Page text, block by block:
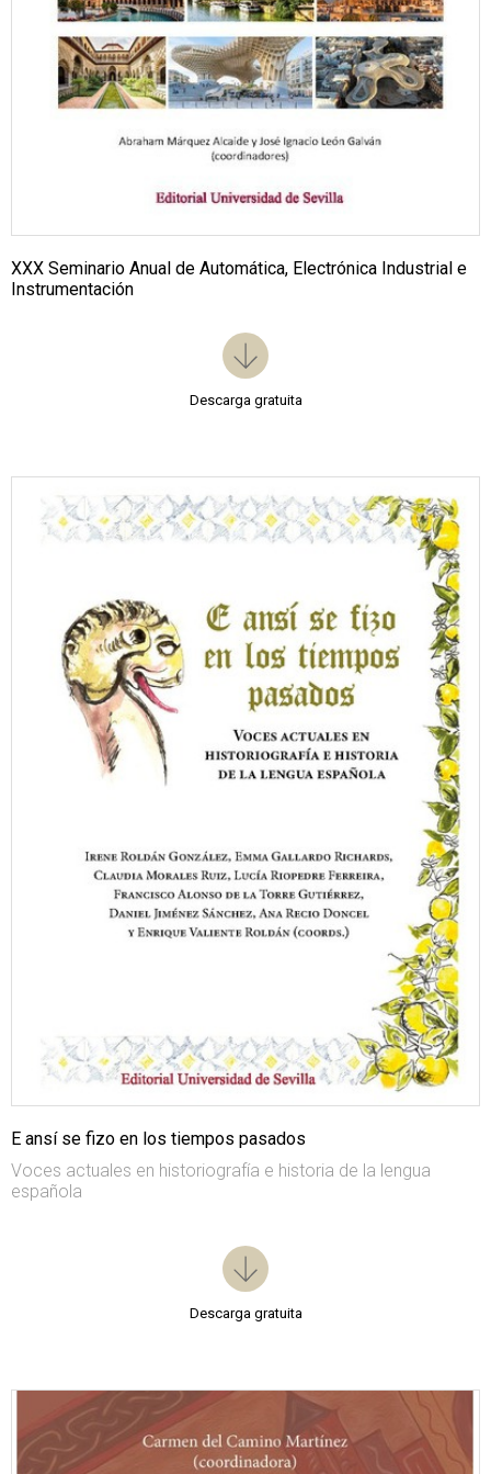
XXX Seminario Anual de Automática, Electrónica Industrial e
Instrumentación
Descarga gratuita
E ansí se fizo en los tiempos pasados
Voces actuales en historiografía e historia de la lengua
española
Descarga gratuita